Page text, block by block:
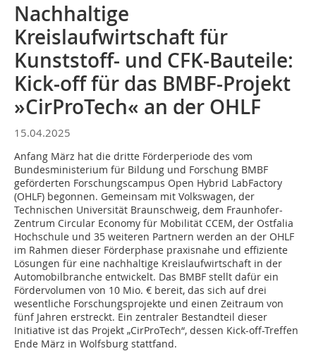
Nachhaltige
Kreislaufwirtschaft für
Kunststoff- und CFK-Bauteile:
Kick-off für das BMBF-Projekt
»CirProTech« an der OHLF
15.04.2025
Anfang März hat die dritte Förderperiode des vom
Bundesministerium für Bildung und Forschung BMBF
geförderten Forschungscampus Open Hybrid LabFactory
(OHLF) begonnen. Gemeinsam mit Volkswagen, der
Technischen Universität Braunschweig, dem Fraunhofer-
Zentrum Circular Economy für Mobilität CCEM, der Ostfalia
Hochschule und 35 weiteren Partnern werden an der OHLF
im Rahmen dieser Förderphase praxisnahe und effiziente
Lösungen für eine nachhaltige Kreislaufwirtschaft in der
Automobilbranche entwickelt. Das BMBF stellt dafür ein
Fördervolumen von 10 Mio. € bereit, das sich auf drei
wesentliche Forschungsprojekte und einen Zeitraum von
fünf Jahren erstreckt. Ein zentraler Bestandteil dieser
Initiative ist das Projekt „CirProTech“, dessen Kick-off-Treffen
Ende März in Wolfsburg stattfand.